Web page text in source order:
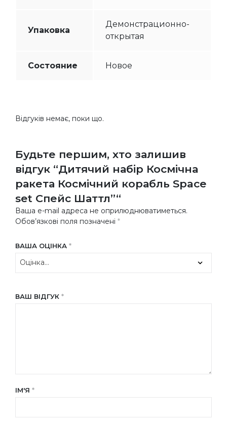
Упаковка
Демонстрационно-
открытая
Состояние Новое
Відгуків немає, поки що.
Будьте першим, хто залишив
відгук “Дитячий набір Космічна
ракета Космічний корабль Space
set Спейс Шаттл”“
Ваша e-mail адреса не оприлюднюватиметься.
Обов’язкові поля позначені *
ВАША ОЦІНКА *
ВАШ ВІДГУК *
ІМ'Я *